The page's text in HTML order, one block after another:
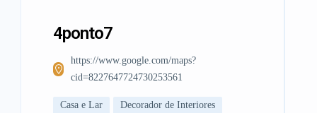
4ponto7
https://www.google.com/maps?
cid=8227647724730253561
Casa e Lar Decorador de Interiores